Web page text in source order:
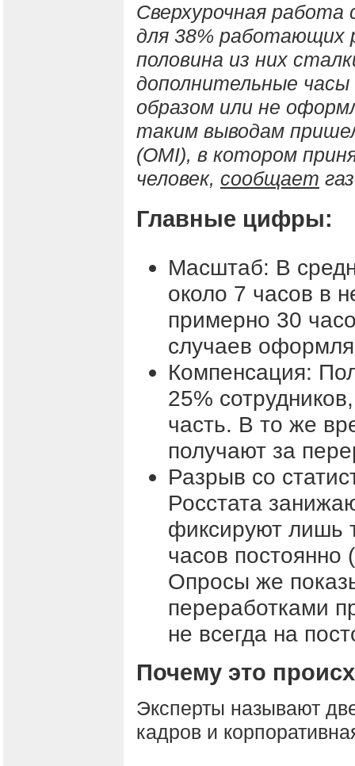
Сверхурочная
для 38% работающих
половина из них
дополнительные
образом или не
таким выводам
(OMI), в котором
человек, сообщает
Главные цифры:
Масштаб: В
около 7 часов в
примерно 30
случаев
Компенсация:
25%
часть. В то же
получают за
Разрыв со
Росстата
фиксируют лишь
часов постоянно
Опросы же
переработками
не всегда на
Почему это
Эксперты называют
кадров и